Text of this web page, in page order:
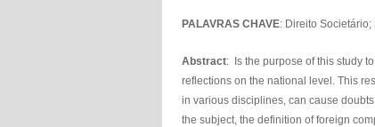
PALAVRAS CHAVE: Direito
Abstract: Is the purpose of this study
reflections on the national level. This
in various disciplines, can cause
the subject, the definition of foreign